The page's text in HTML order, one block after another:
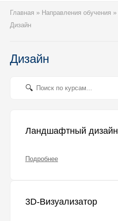
Главная » Направления обучения »
Дизайн
Дизайн
Ландшафтный дизайн
Подробнее
3D-Визуализатор
Реквизиты
Координаты